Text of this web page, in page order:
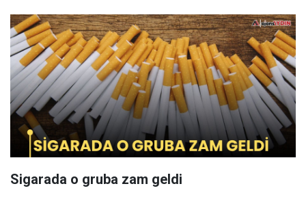
Sigarada o gruba zam geldi